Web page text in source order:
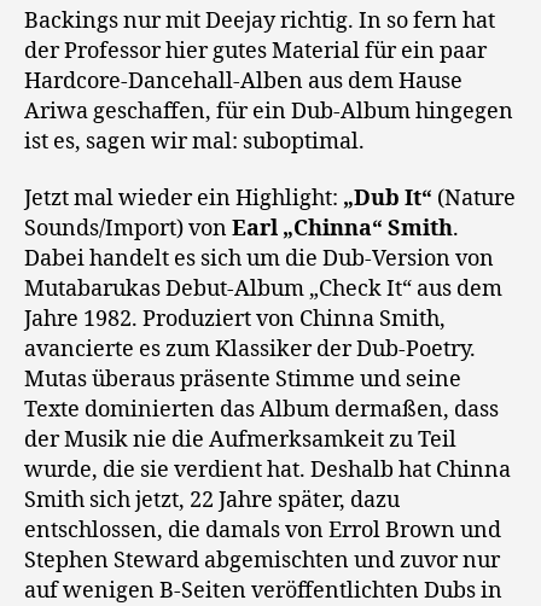
Backings nur mit Deejay richtig. In so fern hat
der Professor hier gutes Material für ein paar
Hardcore-Dancehall-Alben aus dem Hause
Ariwa geschaffen, für ein Dub-Album hingegen
ist es, sagen wir mal: suboptimal.
Jetzt mal wieder ein Highlight: „Dub It“ (Nature
Sounds/Import) vonEarl „Chinna“ Smith.
Dabei handelt es sich um die Dub-Version von
Mutabarukas Debut-Album „Check It“ aus dem
Jahre 1982. Produziert von Chinna Smith,
avancierte es zum Klassiker der Dub-Poetry.
Mutas überaus präsente Stimme und seine
Texte dominierten das Album dermaßen, dass
der Musik nie die Aufmerksamkeit zu Teil
wurde, die sie verdient hat. Deshalb hat Chinna
Smith sich jetzt, 22 Jahre später, dazu
entschlossen, die damals von Errol Brown und
Stephen Steward abgemischten und zuvor nur
auf wenigen B-Seiten veröffentlichten Dubs in